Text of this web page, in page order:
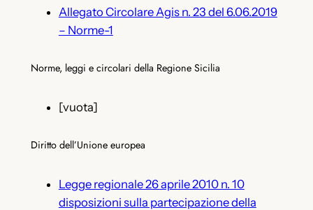
Allegato Circolare Agis n. 23 del 6.06.2019
– Norme-1
Norme, leggi e circolari della Regione Sicilia
[vuota]
Diritto dell’Unione europea
Legge regionale 26 aprile 2010 n. 10
disposizioni sulla partecipazione della